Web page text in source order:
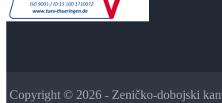
Copyright © 2026 - Zeničko-dobojski